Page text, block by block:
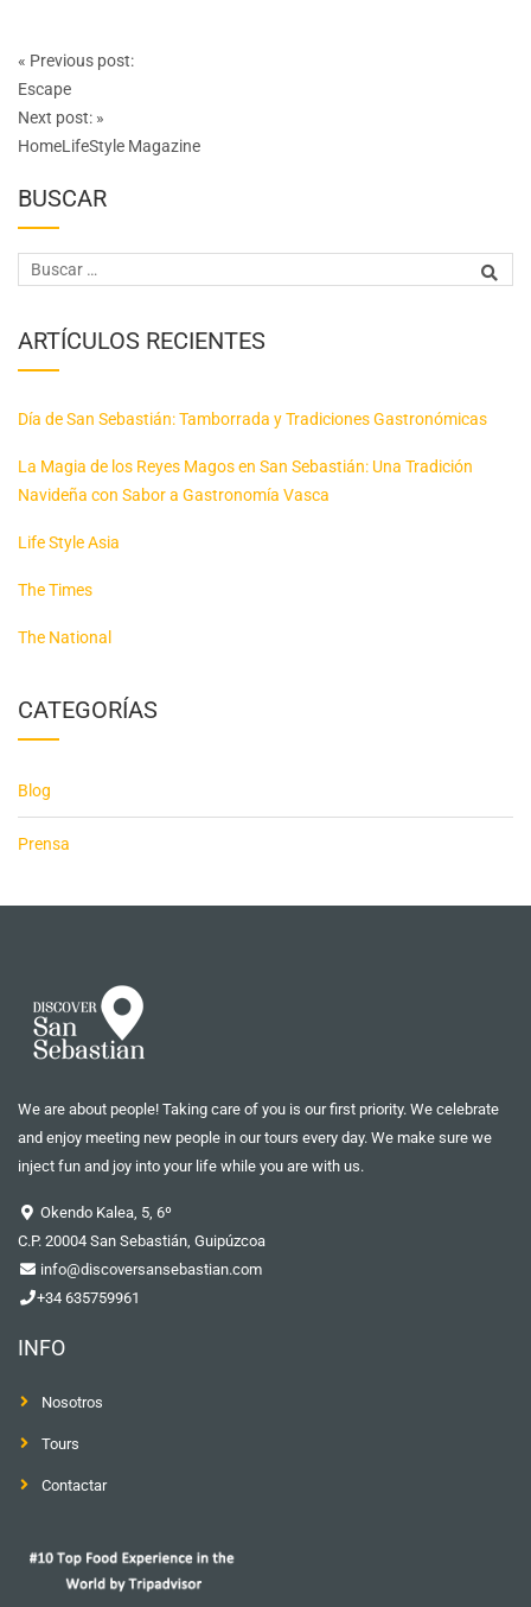
Post
navigation
« Previous post:
Escape
Next post: »
HomeLifeStyle Magazine
BUSCAR
ARTÍCULOS RECIENTES
Día de San Sebastián: Tamborrada y Tradiciones Gastronómicas
La Magia de los Reyes Magos en San Sebastián: Una Tradición
Navideña con Sabor a Gastronomía Vasca
Life Style Asia
The Times
The National
CATEGORÍAS
Blog
Prensa
We are about people! Taking care of you is our first priority. We celebrate
and enjoy meeting new people in our tours every day. We make sure we
inject fun and joy into your life while you are with us.
Okendo Kalea, 5, 6º
C.P. 20004 San Sebastián, Guipúzcoa
info@discoversansebastian.com
+34 635759961
INFO
Nosotros
Tours
Contactar